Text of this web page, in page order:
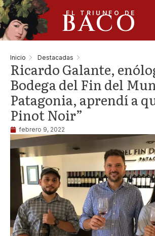
EL TRIUNFO DE
BACO
Inicio Destacadas
Ricardo Galante,
Bodega del Fin del
Patagonia, aprendí a
Pinot Noir”
febrero 9, 2022